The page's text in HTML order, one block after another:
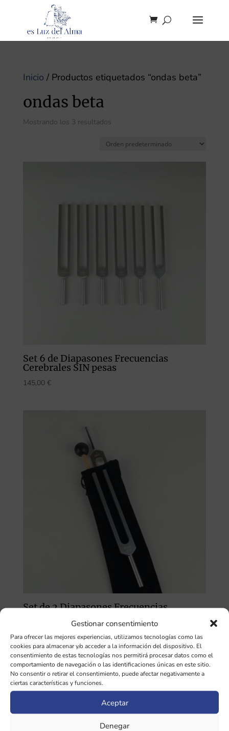
Gestionar consentimiento
Para ofrecer las mejores experiencias, utilizamos tecnologías como las
cookies para almacenar y/o acceder a la información del dispositivo. El
consentimiento de estas tecnologías nos permitirá procesar datos como el
comportamiento de navegación o las identificaciones únicas en este sitio.
No consentir o retirar el consentimiento, puede afectar negativamente a
ciertas características y funciones.
Aceptar
Denegar
Inicio / Productos etiquetados “ondas beta”
ondas beta
Mostrando los 3 resultados
Set 6 de Diapasones Frecuencias
Cerebrales SIN pesas
145,00 €
Set de 2 Diapasones Frecuencias